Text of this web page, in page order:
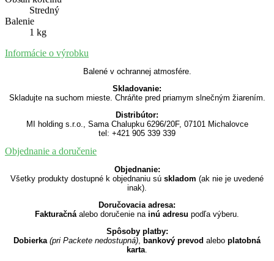
Stredný
Balenie
1 kg
Informácie o výrobku
Balené v ochrannej atmosfére.
Skladovanie:
Skladujte na suchom mieste. Chráňte pred priamym slnečným žiarením.
Distribútor:
MI holding s.r.o., Sama Chalupku 6296/20F, 07101 Michalovce
tel: +421 905 339 339
Objednanie a doručenie
Objednanie:
Všetky produkty dostupné k objednaniu sú skladom (ak nie je uvedené
inak).
Doručovacia adresa:
Fakturačná alebo doručenie na inú adresu podľa výberu.
Spôsoby platby:
Dobierka (pri Packete nedostupná) bankový prevod alebo platobná
karta